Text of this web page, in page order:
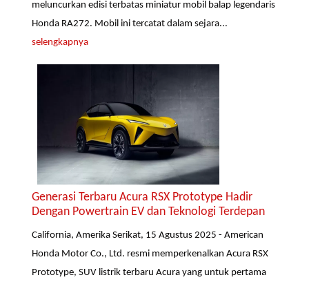
meluncurkan edisi terbatas miniatur mobil balap legendaris
Honda RA272. Mobil ini tercatat dalam sejara...
selengkapnya
Generasi Terbaru Acura RSX Prototype Hadir
Dengan Powertrain EV dan Teknologi Terdepan
California, Amerika Serikat, 15 Agustus 2025 - American
Honda Motor Co., Ltd. resmi memperkenalkan Acura RSX
Prototype, SUV listrik terbaru Acura yang untuk pertama